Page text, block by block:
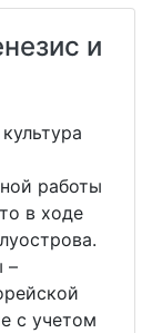
и
работы
в ходе
–
с учетом